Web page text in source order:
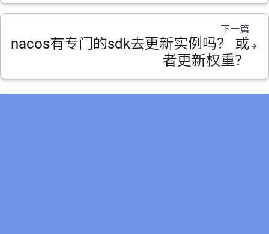
下一篇
nacos有专门的sdk去更新实例吗？ 或
者更新权重？